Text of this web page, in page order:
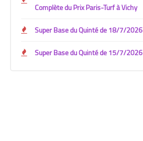
Complète du Prix Paris-Turf à Vichy
Super Base du Quinté de 18/7/2026
Super Base du Quinté de 15/7/2026